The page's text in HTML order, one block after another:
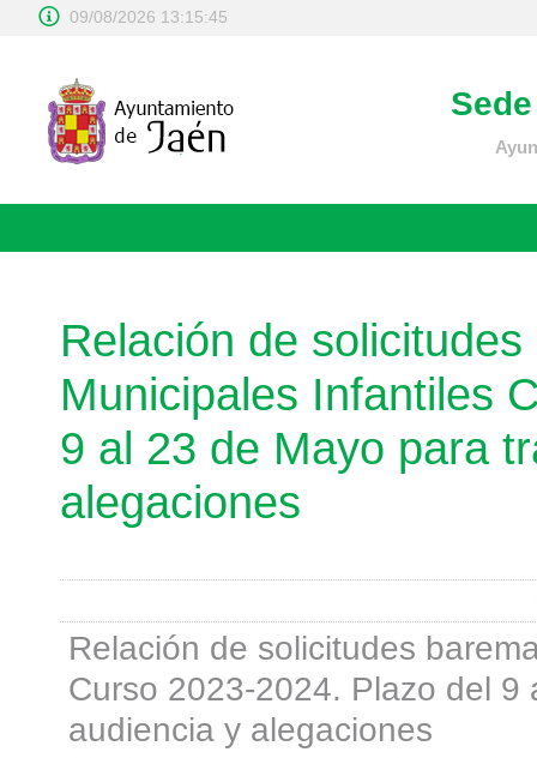
09/08/2026 13:15:45
Relación de
Municipales Infantiles
9 al 23 de Mayo para
alegaciones
Relación de solicitudes
Curso 2023-2024. Plazo del
audiencia y alegaciones